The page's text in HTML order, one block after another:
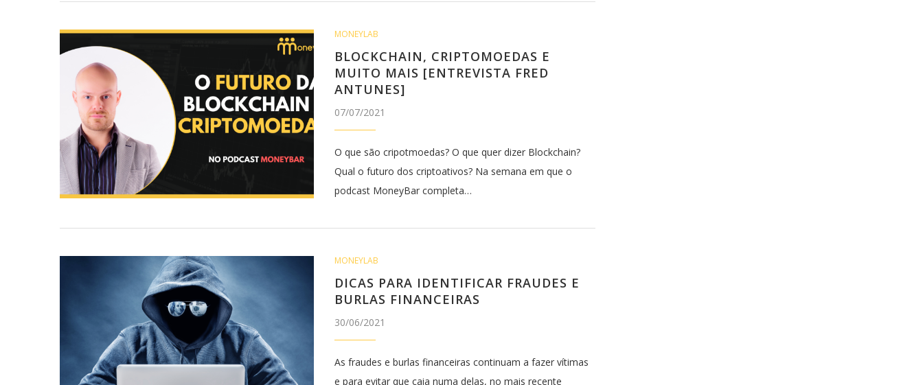
MONEYLAB
BLOCKCHAIN, CRIPTOMOEDAS E
MUITO MAIS [ENTREVISTA FRED
ANTUNES]
07/07/2021
O que são cripotmoedas? O que quer dizer Blockchain?
Qual o futuro dos criptoativos? Na semana em que o
podcast MoneyBar completa…
MONEYLAB
DICAS PARA IDENTIFICAR FRAUDES E
BURLAS FINANCEIRAS
30/06/2021
As fraudes e burlas financeiras continuam a fazer vítimas
e para evitar que caia numa delas, no mais recente